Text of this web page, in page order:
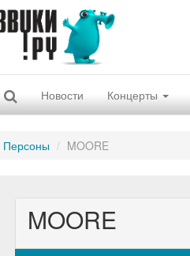
Новости Концерты
Персоны MOORE
MOORE